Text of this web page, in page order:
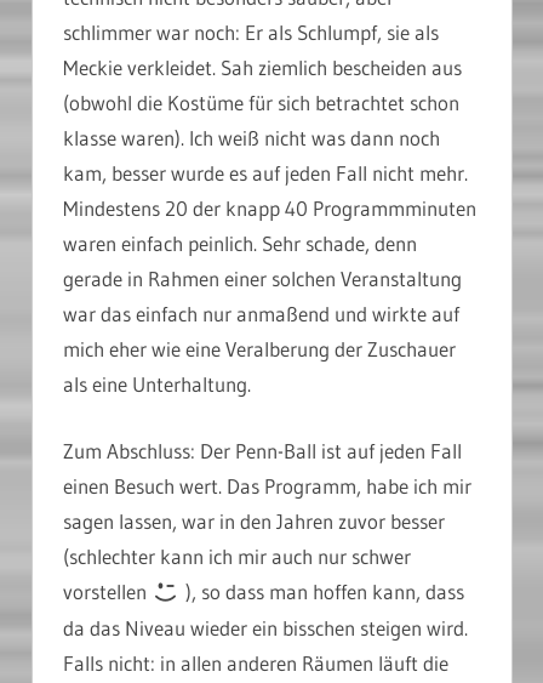
schlimmer war noch: Er als Schlumpf, sie als
Meckie verkleidet. Sah ziemlich bescheiden aus
(obwohl die Kostüme für sich betrachtet schon
klasse waren). Ich weiß nicht was dann noch
kam, besser wurde es auf jeden Fall nicht mehr.
Mindestens 20 der knapp 40 Programmminuten
waren einfach peinlich. Sehr schade, denn
gerade in Rahmen einer solchen Veranstaltung
war das einfach nur anmaßend und wirkte auf
mich eher wie eine Veralberung der Zuschauer
als eine Unterhaltung.
Zum Abschluss: Der Penn-Ball ist auf jeden Fall
einen Besuch wert. Das Programm, habe ich mir
sagen lassen, war in den Jahren zuvor besser
(schlechter kann ich mir auch nur schwer
vorstellen
), so dass man hoffen kann, dass
da das Niveau wieder ein bisschen steigen wird.
Falls nicht: in allen anderen Räumen läuft die